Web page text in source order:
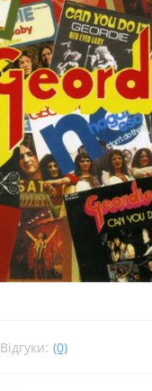
Відгуки: (0)